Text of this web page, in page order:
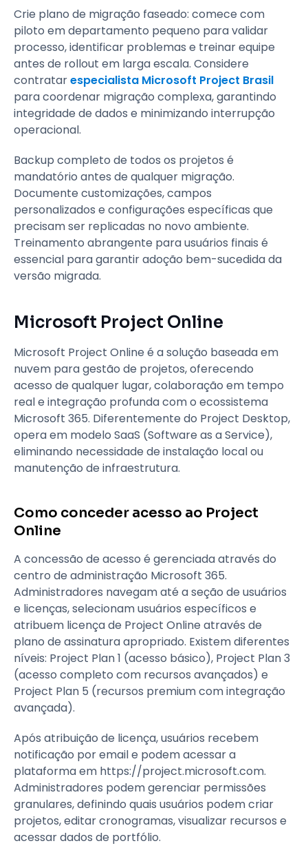
Crie plano de migração faseado: comece com
piloto em departamento pequeno para validar
processo, identificar problemas e treinar equipe
antes de rollout em larga escala. Considere
contratarespecialista Microsoft Project Brasil
para coordenar migração complexa, garantindo
integridade de dados e minimizando interrupção
operacional.
Backup completo de todos os projetos é
mandatório antes de qualquer migração.
Documente customizações, campos
personalizados e configurações específicas que
precisam ser replicadas no novo ambiente.
Treinamento abrangente para usuários finais é
essencial para garantir adoção bem-sucedida da
versão migrada.
Microsoft Project Online
Microsoft Project Online é a solução baseada em
nuvem para gestão de projetos, oferecendo
acesso de qualquer lugar, colaboração em tempo
real e integração profunda com o ecossistema
Microsoft 365. Diferentemente do Project Desktop,
opera em modelo SaaS (Software as a Service),
eliminando necessidade de instalação local ou
manutenção de infraestrutura.
Como conceder acesso ao Project
Online
A concessão de acesso é gerenciada através do
centro de administração Microsoft 365.
Administradores navegam até a seção de usuários
e licenças, selecionam usuários específicos e
atribuem licença de Project Online através de
plano de assinatura apropriado. Existem diferentes
níveis: Project Plan 1 (acesso básico), Project Plan 3
(acesso completo com recursos avançados) e
Project Plan 5 (recursos premium com integração
avançada).
Após atribuição de licença, usuários recebem
notificação por email e podem acessar a
plataforma em https://project.microsoft.com.
Administradores podem gerenciar permissões
granulares, definindo quais usuários podem criar
projetos, editar cronogramas, visualizar recursos e
acessar dados de portfólio.